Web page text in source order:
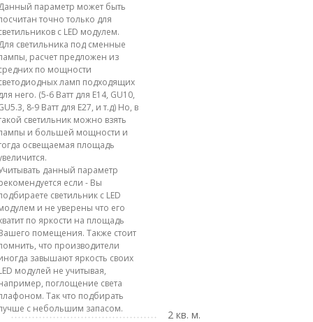
параметр может быть
точно только для
с LED модулем.
светильника под сменные
расчет предложен из
по мощности
ламп подходящих
него. (5-6 Ватт для E14, GU10,
8-9 Ватт для E27, и т.д) Но, в
светильник можно взять
и большей мощности и
освещаемая площадь
данный параметр
если - Вы
светильник с LED
и не уверены что его
по яркости на площадь
помещения. Также стоит
что производители
завышают яркость своих
модулей не учитывая,
поглощение света
Так что подбирать
с небольшим запасом.
2 кв. м.